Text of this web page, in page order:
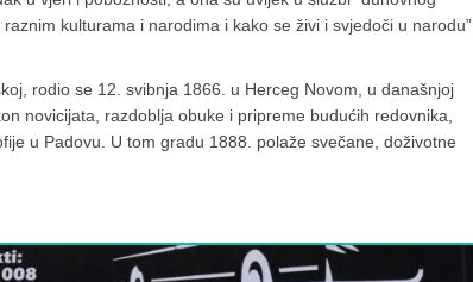
kulturama i narodima i kako se živi i svjedoči u narodu”,
rodio se 12. svibnja 1866. u Herceg Novom, u današnjoj
novicijata, razdoblja obuke i pripreme budućih redovnika,
u Padovu. U tom gradu 1888. polaže svečane, doživotne